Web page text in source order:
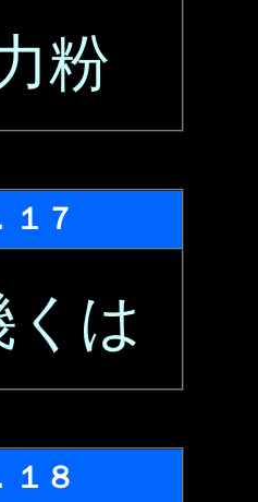
粉
１７
くは
１８